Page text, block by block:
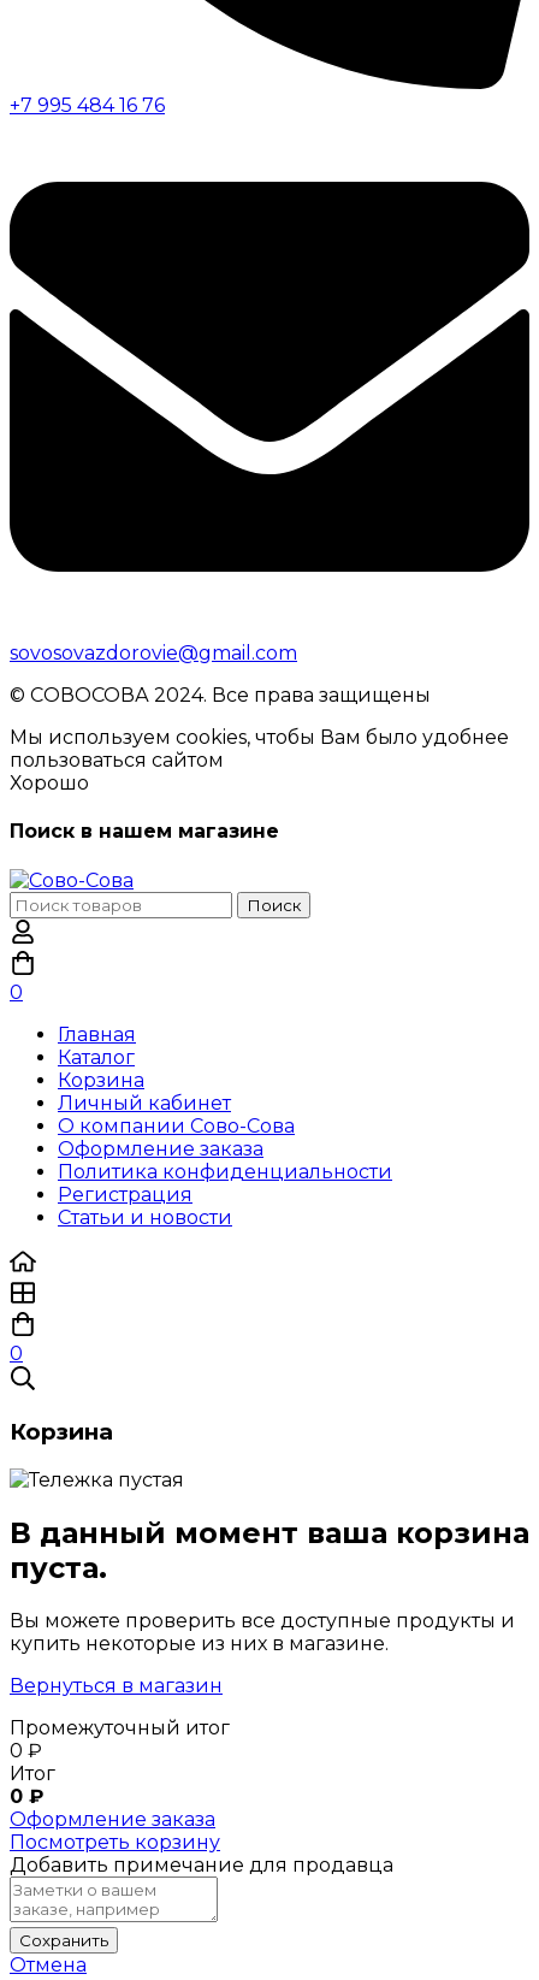
+7 995 484 16 76
sovosovazdorovie@gmail.com
© CОВОСОВА 2024. Все права защищены
Мы используем cookies, чтобы Вам было удобнее
пользоваться сайтом
Хорошо
Поиск в нашем магазине
Поиск
по:
Поиск
0
Главная
Каталог
Корзина
Личный кабинет
О компании Сово-Сова
Оформление заказа
Политика конфиденциальности
Регистрация
Статьи и новости
0
Корзина
В данный момент ваша корзина
пуста.
Вы можете проверить все доступные продукты и
купить некоторые из них в магазине.
Вернуться в магазин
Промежуточный итог
0 ₽
Итог
0 ₽
Оформление заказа
Посмотреть корзину
Добавить примечание для продавца
Сохранить
Отмена